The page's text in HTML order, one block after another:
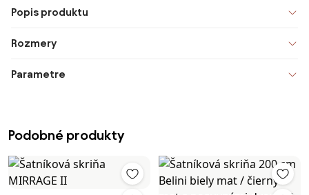
Popis produktu
Rozmery
Parametre
Podobné produkty